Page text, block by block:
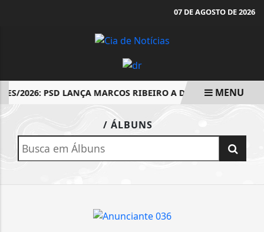
07 DE AGOSTO DE 2026
2026: PSD LANÇA MARCOS RIBEIRO A DEPUTADOMENU
/ ÁLBUNS